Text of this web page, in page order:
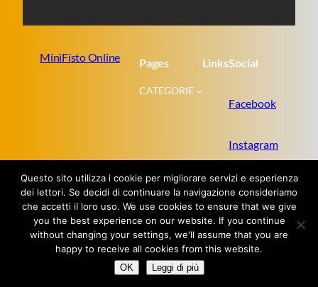
MiniFisto Online Pages
CATEGORIE
LinksSocial
Facebook
Instagram
Twitter
Proudly powered byWordPress
Questo sito utilizza i cookie per migliorare servizi e esperienza
dei lettori. Se decidi di continuare la navigazione consideriamo
che accetti il loro uso. We use cookies to ensure that we give
you the best experience on our website. If you continue
without changing your settings, we'll assume that you are
happy to receive all cookies from this website.
OK Leggi di più